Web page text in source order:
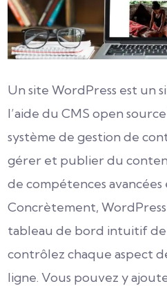
Un site WordPress est un
l’aide du CMS open
système de gestion de
gérer et publier du
de compétences
Concrètement,
tableau de bord intuitif
contrôlez chaque aspect
ligne. Vous pouvez y